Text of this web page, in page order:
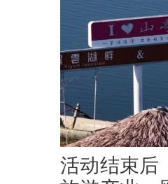
活动结束后